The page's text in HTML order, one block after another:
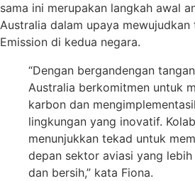
sama ini merupakan langkah awal
Australia dalam upaya
Emission di kedua negara.
“Dengan bergandengan
Australia berkomitmen untuk
karbon dan
lingkungan yang inovatif.
menunjukkan tekad untuk
depan sektor aviasi yang
dan bersih,” kata Fiona.